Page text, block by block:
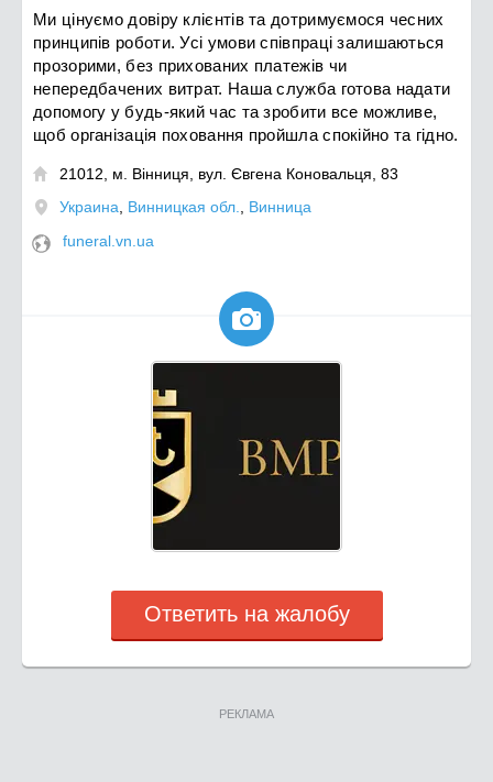
Ми цінуємо довіру клієнтів та дотримуємося чесних
принципів роботи. Усі умови співпраці залишаються
прозорими, без прихованих платежів чи
непередбачених витрат. Наша служба готова надати
допомогу у будь-який час та зробити все можливе,
щоб організація поховання пройшла спокійно та гідно.

21012, м. Вінниця, вул. Євгена Коновальця, 83
Украина
Винницкая обл.
Винница
funeral.vn.ua

Ответить на жалобу
РЕКЛАМА